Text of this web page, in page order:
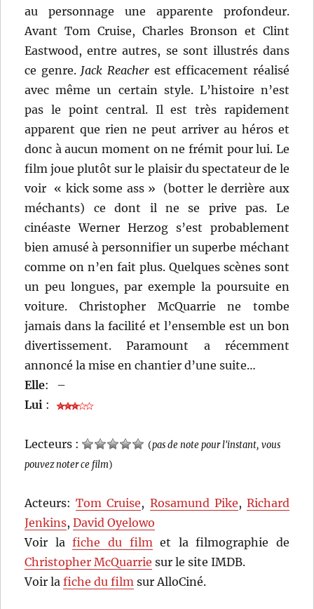
au personnage une apparente profondeur.
Avant Tom Cruise, Charles Bronson et Clint
Eastwood, entre autres, se sont illustrés dans
ce genre. Jack Reacher est efficacement réalisé
avec même un certain style. L’histoire n’est
pas le point central. Il est très rapidement
apparent que rien ne peut arriver au héros et
donc à aucun moment on ne frémit pour lui. Le
film joue plutôt sur le plaisir du spectateur de le
voir « kick some ass » (botter le derrière aux
méchants) ce dont il ne se prive pas. Le
cinéaste Werner Herzog s’est probablement
bien amusé à personnifier un superbe méchant
comme on n’en fait plus. Quelques scènes sont
un peu longues, par exemple la poursuite en
voiture. Christopher McQuarrie ne tombe
jamais dans la facilité et l’ensemble est un bon
divertissement. Paramount a récemment
annoncé la mise en chantier d’une suite…
Elle:
–
Lui :
Lecteurs : (pas de note pour l'instant, vous
pouvez noter ce film)
Acteurs:Tom Cruise, Rosamund Pike, Richard
Jenkins,David Oyelowo
Voir lafiche du filmet la filmographie de
Christopher McQuarrie sur le site IMDB.
Voir lafiche du film sur AlloCiné.